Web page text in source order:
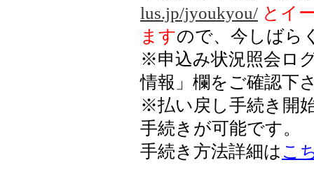
lus.jp/jyoukyou/ とイ
ますので、今しばら
※申込み状況照会ロ
情報」欄をご確認下
※払い戻し手続き開
手続きが可能です。
手続き方法詳細は こ